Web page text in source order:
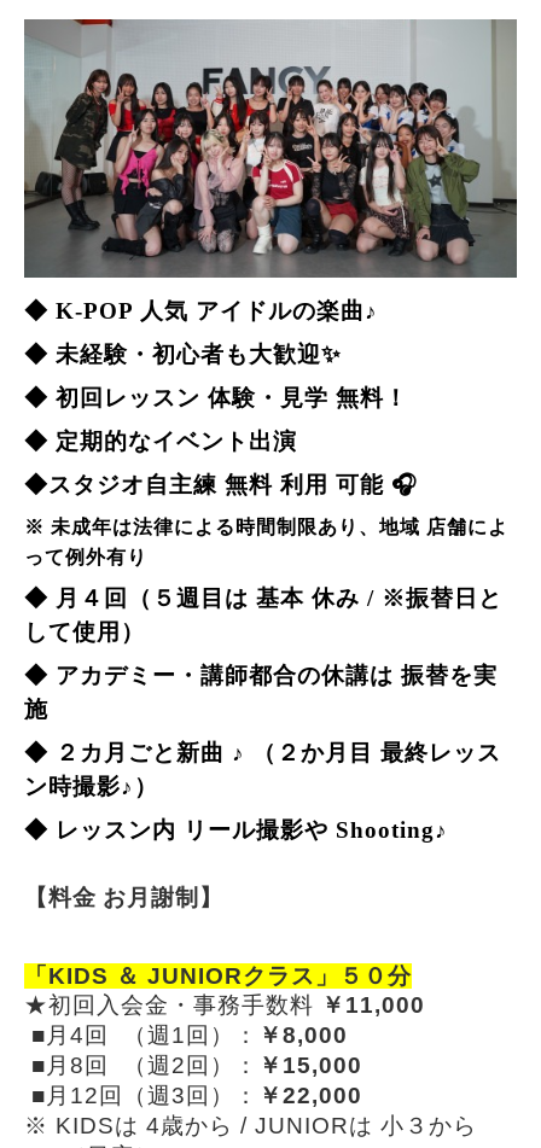
◆ K-POP 人気 アイドルの楽曲♪
◆ 未経験・初心者も大歓迎✨
◆ 初回レッスン 体験・見学 無料！
◆ 定期的なイベント出演
◆スタジオ自主練 無料 利用 可能 🎧
※ 未成年は法律による時間制限あり、地域 店舗によ
って例外有り
◆ 月４回（５週目は 基本 休み / ※振替日と
して使用 ）
◆ アカデミー・講師都合の休講は 振替を実
施
◆ ２カ月ごと新曲 ♪ （２か月目 最終レッス
ン時撮影♪）
◆ レッスン内 リール撮影や Shooting♪
【料金 お月謝制】
「KIDS ＆ JUNIORクラス」５０分
★初回入会金・事務手数料 ￥11,000
■月4回 （週1回）：
￥8,000
■月8回 （週2回）：
￥15,000
■月12回（週3回）：
￥22,000
※ KIDSは 4歳から / JUNIORは 小３から